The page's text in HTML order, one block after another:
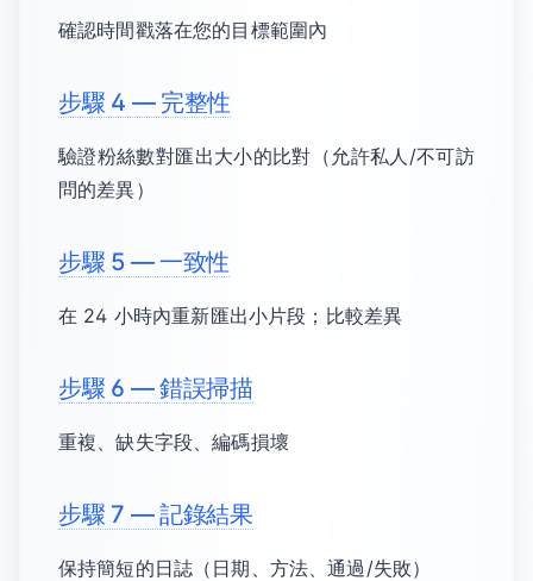
確認時間戳落在您的目標範圍內
步驟 4 — 完整性
驗證粉絲數對匯出大小的比對（允許私人/不可訪
問的差異）
步驟 5 — 一致性
在 24 小時內重新匯出小片段；比較差異
步驟 6 — 錯誤掃描
重複、缺失字段、編碼損壞
步驟 7 — 記錄結果
保持簡短的日誌（日期、方法、通過/失敗）